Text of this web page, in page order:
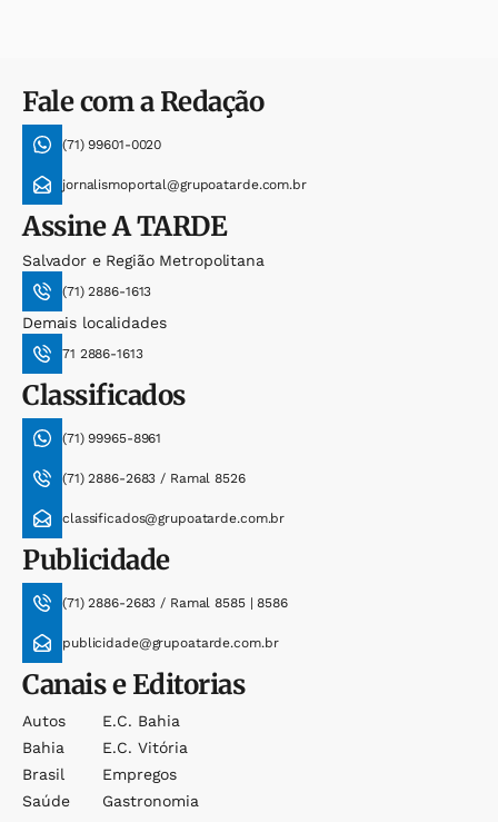
Fale com a Redação
(71) 99601-0020
jornalismoportal@grupoatarde.com.br
AssineA TARDE
Salvador e Região Metropolitana
(71) 2886-1613
Demais localidades
71 2886-1613
Classificados
(71) 99965-8961
(71) 2886-2683 / Ramal 8526
classificados@grupoatarde.com.br
Publicidade
(71) 2886-2683 / Ramal 8585 | 8586
publicidade@grupoatarde.com.br
Canais e Editorias
Autos
Bahia
Brasil
Saúde
E.c. Bahia
E.c. Vitória
Empregos
Gastronomia